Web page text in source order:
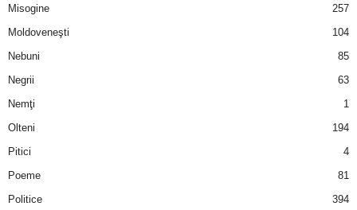
Misogine
257
Moldoveneşti
104
Nebuni
85
Negrii
63
Nemţi
1
Olteni
194
Pitici
4
Poeme
81
Politice
394